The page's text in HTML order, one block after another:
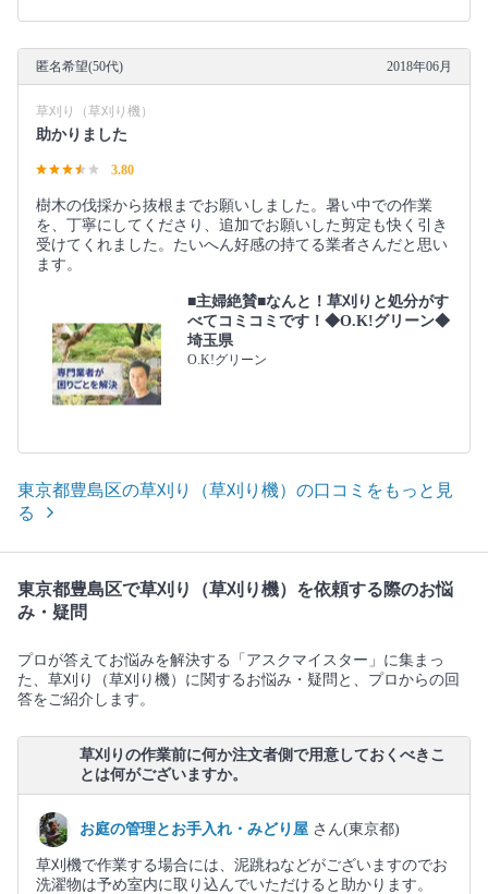
匿名希望(50代) 2018年06月
草刈り（草刈り機）
助かりました
3.80
樹木の伐採から抜根までお願いしました。暑い中での作業
を、丁寧にしてくださり、追加でお願いした剪定も快く引き
受けてくれました。たいへん好感の持てる業者さんだと思い
ます。
■主婦絶賛■なんと！草刈りと処分がす
べてコミコミです！◆O.K!グリーン◆
埼玉県
O.K!グリーン
東京都豊島区の草刈り（草刈り機）の口コミをもっと見
る
東京都豊島区で草刈り（草刈り機）を依頼する際のお悩
み・疑問
プロが答えてお悩みを解決する「アスクマイスター」に集まっ
た、草刈り（草刈り機）に関するお悩み・疑問と、プロからの回
答をご紹介します。
草刈りの作業前に何か注文者側で用意しておくべきこ
とは何がございますか。
お庭の管理とお手入れ・みどり屋 さん(東京都)
草刈機で作業する場合には、泥跳ねなどがございますのでお
洗濯物は予め室内に取り込んでいただけると助かります。